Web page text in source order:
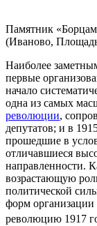
Памятник
(Иваново,
Наиболее
первые
начало
одна из самых
революции,
депутатов; и в
прошедшие в
отличавшиеся
направленности.
возрастающую
политической
форм
революцию 1917